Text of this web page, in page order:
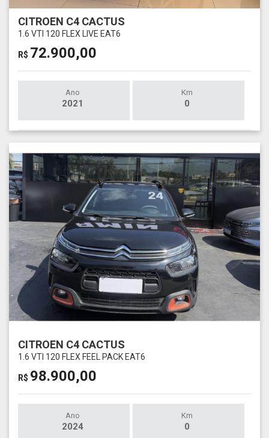
CITROEN C4 CACTUS
1.6 VTI 120 FLEX LIVE EAT6
R$ 72.900,00
Ano
2021
Km
0
CITROEN C4 CACTUS
1.6 VTI 120 FLEX FEEL PACK EAT6
R$ 98.900,00
Ano
2024
Km
0